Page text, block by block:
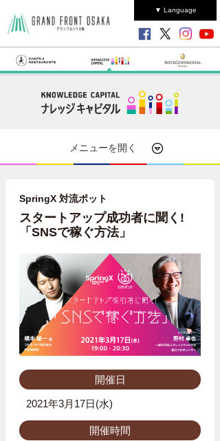
▼ Language
メニューを開く
SpringX 対流ポット
スタートアップ成功者に聞く!
「SNSで稼ぐ方法」
開催日
2021年3月17日(水)
開催時間